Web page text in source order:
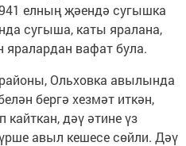
елның җәендә сугышка
сугыша, каты яралана,
яралардан вафат була.
Ольховка авылында
бергә хезмәт иткән,
дәү әтине үз
авыл кешесе сөйли. Дәү